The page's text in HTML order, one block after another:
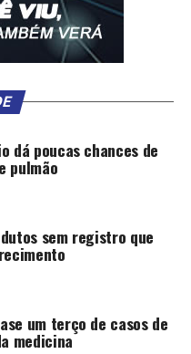
dá poucas chances de
pulmão
sem registro que
um terço de casos de
medicina